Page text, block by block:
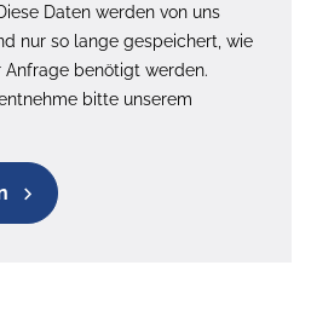
Daten werden von uns
nur so lange gespeichert, wie
benötigt werden.
bitte unserem